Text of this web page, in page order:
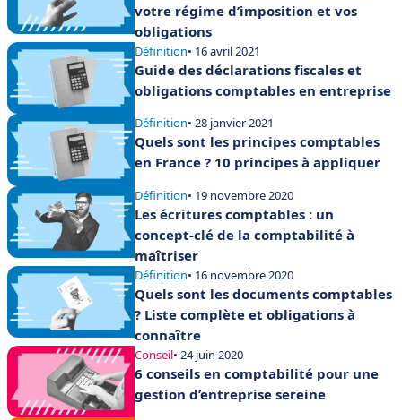
votre régime d’imposition et vos
obligations
Définition• 16 avril 2021
Guide des déclarations fiscales et
obligations comptables en entreprise
Définition• 28 janvier 2021
Quels sont les principes comptables
en France ? 10 principes à appliquer
Définition• 19 novembre 2020
Les écritures comptables : un
concept-clé de la comptabilité à
maîtriser
Définition• 16 novembre 2020
Quels sont les documents comptables
? Liste complète et obligations à
connaître
Conseil• 24 juin 2020
6 conseils en comptabilité pour une
gestion d’entreprise sereine